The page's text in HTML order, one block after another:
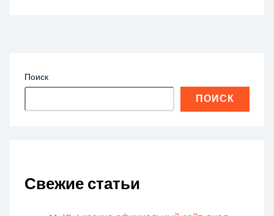
Поиск
ПОИСК
Свежие статьи